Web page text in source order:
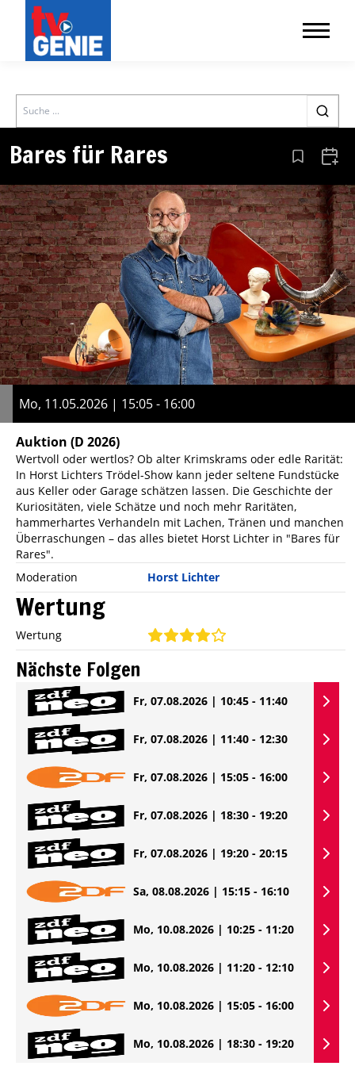
Search
Bares für Rares Aus den
Mo, 11.05.2026 | 15:05 - 16:00
Auktion (D 2026)
Wertvoll oder wertlos? Ob alter Krimskrams oder edle Rarität:
In Horst Lichters Trödel-Show kann jeder seltene Fundstücke
aus Keller oder Garage schätzen lassen. Die Geschichte der
Kuriositäten, viele Schätze und noch mehr Raritäten,
hammerhartes Verhandeln mit Lachen, Tränen und manchen
Überraschungen – das alles bietet Horst Lichter in "Bares für
Rares".
Moderation
Horst Lichter
Wertung
Wertung
Nächste Folgen
Fr, 07.08.2026 | 10:45 - 11:40
Fr, 07.08.2026 | 11:40 - 12:30
Fr, 07.08.2026 | 15:05 - 16:00
Fr, 07.08.2026 | 18:30 - 19:20
Fr, 07.08.2026 | 19:20 - 20:15
Sa, 08.08.2026 | 15:15 - 16:10
Mo, 10.08.2026 | 10:25 - 11:20
Mo, 10.08.2026 | 11:20 - 12:10
Mo, 10.08.2026 | 15:05 - 16:00
Mo, 10.08.2026 | 18:30 - 19:20